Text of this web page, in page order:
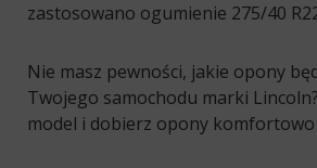
zastosowano ogumienie 275/40
Nie masz pewności, jakie opony
Twojego samochodu marki
model i dobierz opony